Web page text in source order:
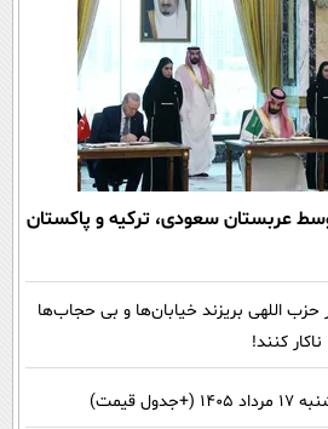
عربستان سعودی، ترکیه و پاکستان
خرازی: ۵۰ هزار حزب اللهی بریزند خیابان‌ها و بی حجاب‌ها
کنند!
قیمت)